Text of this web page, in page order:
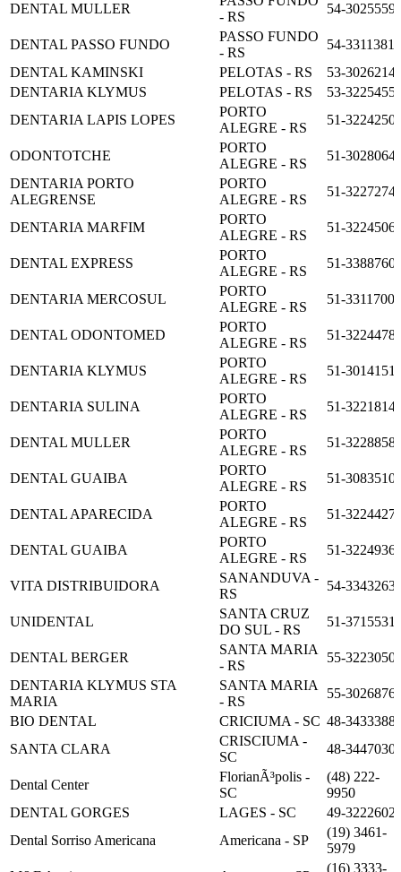
DENTAL MULLER
- RS
54-
DENTAL PASSO FUNDO
PASSO FUNDO
- RS
54-33113814
DENTAL KAMINSKI
PELOTAS - RS
53-
DENTARIA KLYMUS
PELOTAS - RS
53-
DENTARIA LAPIS LOPES
PORTO
ALEGRE - RS
51-
ODONTOTCHE
PORTO
ALEGRE - RS
51-
DENTARIA PORTO
ALEGRENSE
PORTO
ALEGRE - RS
51-
DENTARIA MARFIM
PORTO
ALEGRE - RS
51-
DENTAL EXPRESS
PORTO
ALEGRE - RS
51-
DENTARIA MERCOSUL
PORTO
ALEGRE - RS
51-33117000
DENTAL ODONTOMED
PORTO
ALEGRE - RS
51-
DENTARIA KLYMUS
PORTO
ALEGRE - RS
51-
DENTARIA SULINA
PORTO
ALEGRE - RS
51-
DENTAL MULLER
PORTO
ALEGRE - RS
51-
DENTAL GUAIBA
PORTO
ALEGRE - RS
51-
DENTAL APARECIDA
PORTO
ALEGRE - RS
51-
DENTAL GUAIBA
PORTO
ALEGRE - RS
51-
VITA DISTRIBUIDORA
SANANDUVA -
RS
54-
UNIDENTAL
SANTA CRUZ
DO SUL - RS
51-
DENTAL BERGER
SANTA MARIA
- RS
55-
DENTARIA KLYMUS STA
MARIA
SANTA MARIA
- RS
55-
BIO DENTAL
CRICIUMA - SC 48-
SANTA CLARA
CRISCIUMA -
SC
48-
Dental Center
FlorianÃ³polis -
SC
(48) 222-
9950
DENTAL GORGES
LAGES - SC
49-
Dental Sorriso Americana
Americana - SP
(19) 3461-
5979
(16) 3333-